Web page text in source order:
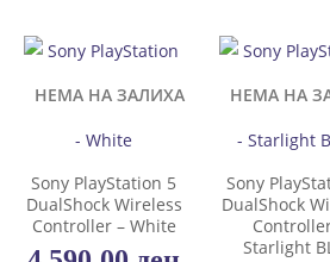
НЕМА НА ЗАЛИХА
Sony PlayStation 5
DualShock Wireless
Controller – White
НЕМА НА
Sony
DualShock
Starlight